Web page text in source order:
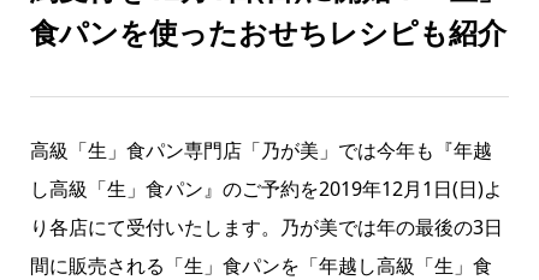
食パンを使ったおせちレシピも紹介
高級「生」食パン専門店「乃が美」では今年も『年越
し高級「生」食パン』のご予約を2019年12月1日(日)よ
り各店にて受付いたします。乃が美では年の最後の3日
間に販売される「生」食パンを「年越し高級「生」食